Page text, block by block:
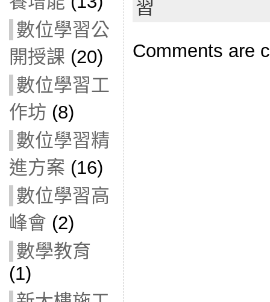
數位學習公
開授課 (20)
數位學習工
作坊 (8)
數位學習精
進方案 (16)
數位學習高
峰會 (2)
數學教育
(1)
習
Comments are